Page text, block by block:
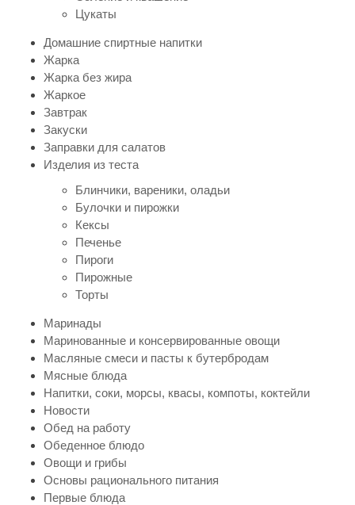
Цукаты
Домашние спиртные напитки
Жарка
Жарка без жира
Жаркое
Завтрак
Закуски
Заправки для салатов
Изделия из теста
Блинчики, вареники, оладьи
Булочки и пирожки
Кексы
Печенье
Пироги
Пирожные
Торты
Маринады
Маринованные и консервированные овощи
Масляные смеси и пасты к бутербродам
Мясные блюда
Напитки, соки, морсы, квасы, компоты, коктейли
Новости
Обед на работу
Обеденное блюдо
Овощи и грибы
Основы рационального питания
Первые блюда